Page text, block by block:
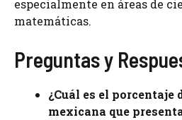
especialmente en áreas de
matemáticas.
Preguntas y
¿Cuál es el porcentaje
mexicana que